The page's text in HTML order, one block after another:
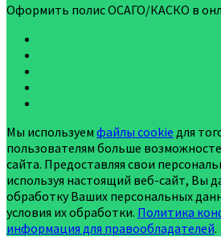
Оформить полис ОСАГО/КАСКО в
Мы используем файлы cookie для
пользователям больше
сайта. Предоставляя свои
используя настоящий веб-сайт, Вы
обработку Ваших персональных
условия их обработки. Политика
информация для правообладателей.